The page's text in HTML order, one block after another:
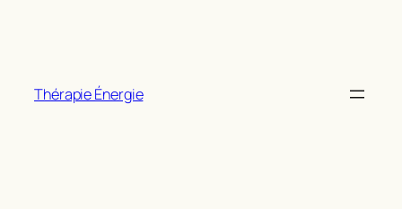
Thérapie Énergie